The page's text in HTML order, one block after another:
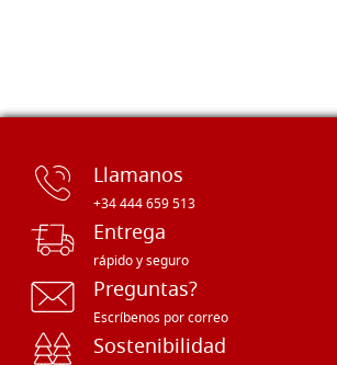
Llamanos
+34 444 659 513
Entrega
rápido y seguro
Preguntas?
Escríbenos por correo
Sostenibilidad